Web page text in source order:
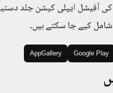
کی آفیشل ایپلی کیشن جلد
کیے جا سکتے ہیں۔
Google Play
AppGallery